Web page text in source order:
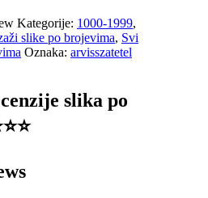
Kategorije: 1000-1999,
slike po brojevima, Svi
Oznaka: arvisszatetel
slika po